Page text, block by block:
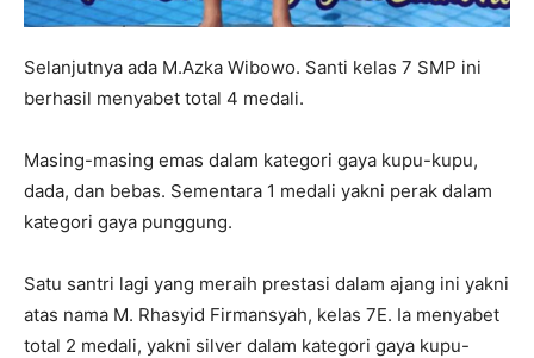
Selanjutnya ada M.Azka Wibowo. Santi kelas 7 SMP ini
berhasil menyabet total 4 medali.
Masing-masing emas dalam kategori gaya kupu-kupu,
dada, dan bebas. Sementara 1 medali yakni perak dalam
kategori gaya punggung.
Satu santri lagi yang meraih prestasi dalam ajang ini yakni
atas nama M. Rhasyid Firmansyah, kelas 7E. Ia menyabet
total 2 medali, yakni silver dalam kategori gaya kupu-